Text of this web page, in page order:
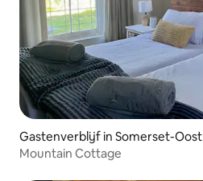
Gastenverblijf in Somerset-Oost
Mountain Cottage